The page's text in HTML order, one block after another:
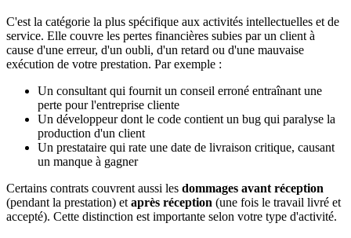
C'est la catégorie la plus spécifique aux activités intellectuelles et de
service. Elle couvre les pertes financières subies par un client à
cause d'une erreur, d'un oubli, d'un retard ou d'une mauvaise
exécution de votre prestation. Par exemple :
Un consultant qui fournit un conseil erroné entraînant une
perte pour l'entreprise cliente
Un développeur dont le code contient un bug qui paralyse la
production d'un client
Un prestataire qui rate une date de livraison critique, causant
un manque à gagner
Certains contrats couvrent aussi les dommages avant réception
(pendant la prestation) et après réception (une fois le travail livré et
accepté). Cette distinction est importante selon votre type d'activité.